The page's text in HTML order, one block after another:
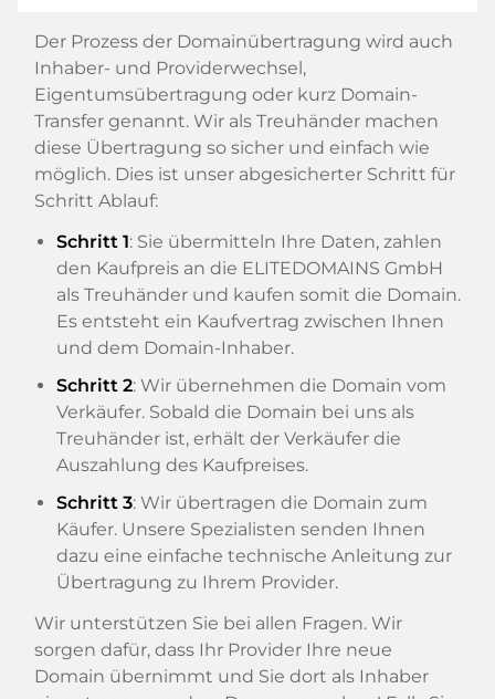
Der Prozess der Domainübertragung wird auch
Inhaber- und Providerwechsel,
Eigentumsübertragung oder kurz Domain-
Transfer genannt. Wir als Treuhänder machen
diese Übertragung so sicher und einfach wie
möglich. Dies ist unser abgesicherter Schritt für
Schritt Ablauf:
Schritt 1: Sie übermitteln Ihre Daten, zahlen
den Kaufpreis an die ELITEDOMAINS GmbH
als Treuhänder und kaufen somit die Domain.
Es entsteht ein Kaufvertrag zwischen Ihnen
und dem Domain-Inhaber.
Schritt 2: Wir übernehmen die Domain vom
Verkäufer. Sobald die Domain bei uns als
Treuhänder ist, erhält der Verkäufer die
Auszahlung des Kaufpreises.
Schritt 3: Wir übertragen die Domain zum
Käufer. Unsere Spezialisten senden Ihnen
dazu eine einfache technische Anleitung zur
Übertragung zu Ihrem Provider.
Wir unterstützen Sie bei allen Fragen. Wir
sorgen dafür, dass Ihr Provider Ihre neue
Domain übernimmt und Sie dort als Inhaber